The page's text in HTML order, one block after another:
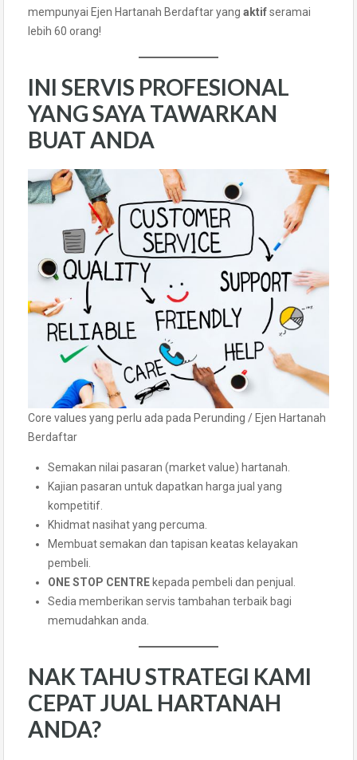
mempunyai Ejen Hartanah Berdaftar yang aktifseramai
lebih 60 orang!
INI SERVIS PROFESIONAL
YANG SAYA TAWARKAN
BUAT ANDA
Core values yang perlu ada pada Perunding / Ejen Hartanah
Berdaftar
Semakan nilai pasaran (market value) hartanah.
Kajian pasaran untuk dapatkan harga jual yang
kompetitif.
Khidmat nasihat yang percuma.
Membuat semakan dan tapisan keatas kelayakan
pembeli.
ONE STOP CENTRE kepada pembeli dan penjual.
Sedia memberikan servis tambahan terbaik bagi
memudahkan anda.
NAK TAHU STRATEGI KAMI
CEPAT JUAL HARTANAH
ANDA?